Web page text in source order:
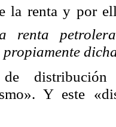
la renta y por
renta
». Y este «